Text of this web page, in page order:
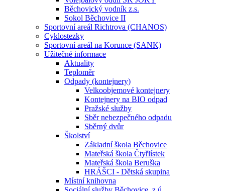
Běchovický vodník z.s.
Sokol Běchovice II
Sportovní areál Richtrova (CHANOS)
Cyklostezky
Sportovní areál na Korunce (SANK)
Užitečné informace
Aktuality
Teploměr
Odpady (kontejnery)
Velkoobjemové kontejnery
Kontejnery na BIO odpad
Pražské služby
Sběr nebezpečného odpadu
Sběrný dvůr
Školství
Základní škola Běchovice
Mateřská škola Čtyřlístek
Mateřská škola Beruška
HRÁŠCI - Dětská skupina
Místní knihovna